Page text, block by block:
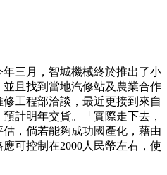
三月，智城機械終於推出了小
且找到當地汽修站及農業合作
工程部洽談，最近更接到來自
計明年交貨。「實際走下去，
，倘若能夠成功國產化，藉由
可控制在2000人民幣左右，使